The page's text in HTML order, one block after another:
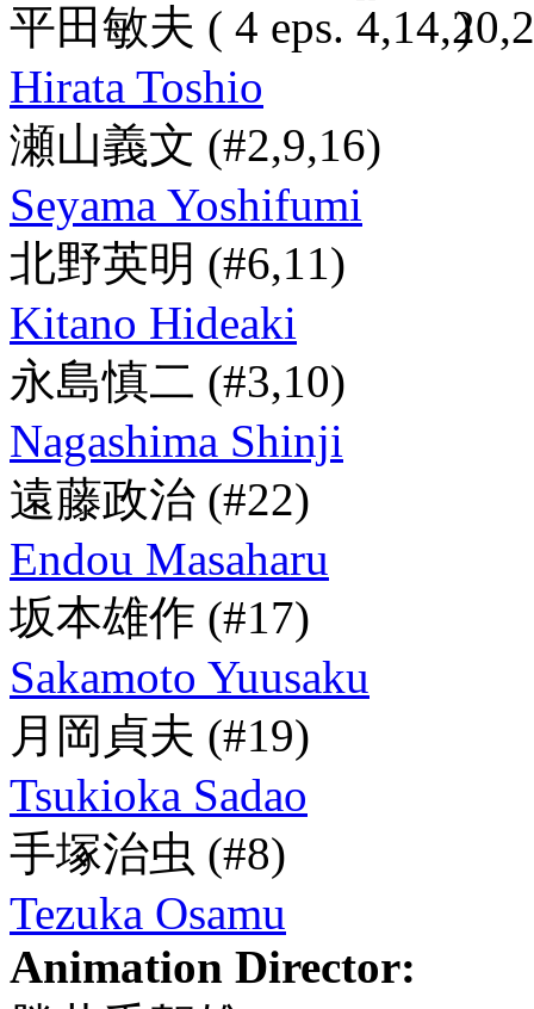
平田敏夫 ( 4 eps.
)
Hirata Toshio
瀬山義文 (#2,9,16)
Seyama Yoshifumi
北野英明 (#6,11)
Kitano Hideaki
永島慎二 (#3,10)
Nagashima Shinji
遠藤政治 (#22)
Endou Masaharu
坂本雄作 (#17)
Sakamoto Yuusaku
月岡貞夫 (#19)
Tsukioka Sadao
手塚治虫 (#8)
Tezuka Osamu
Animation Director: